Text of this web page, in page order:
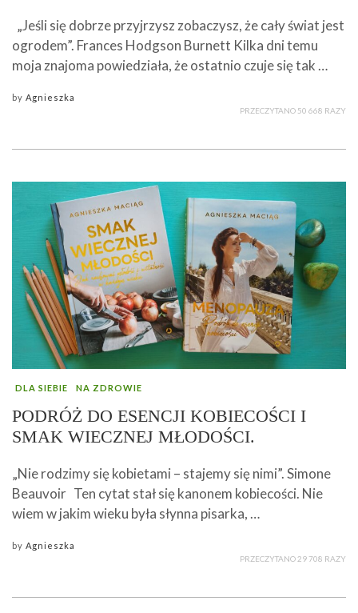
„Jeśli się dobrze przyjrzysz zobaczysz, że cały świat jest
ogrodem”. Frances Hodgson Burnett Kilka dni temu
moja znajoma powiedziała, że ostatnio czuje się tak …
by Agnieszka
PRZECZYTANO 50 668 RAZY
DLA SIEBIE NA ZDROWIE
PODRÓŻ DO ESENCJI KOBIECOŚCI I
SMAK WIECZNEJ MŁODOŚCI.
„Nie rodzimy się kobietami – stajemy się nimi”. Simone
Beauvoir Ten cytat stał się kanonem kobiecości. Nie
wiem w jakim wieku była słynna pisarka, …
by Agnieszka
PRZECZYTANO 29 708 RAZY